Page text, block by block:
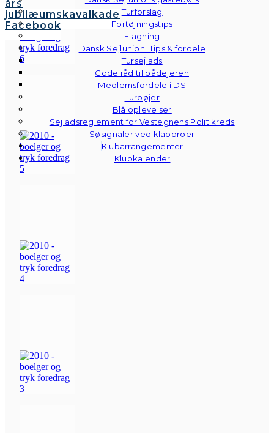
Turforslag
Fortøjningstips
Flagning
Dansk Sejlunion: Tips & fordele
Tursejlads
Gode råd til bådejeren
Medlemsfordele i DS
Turbøjer
Blå oplevelser
Sejladsreglement for Vestegnens Politikreds
Søsignaler ved klapbroer
Klubarrangementer
Klubkalender
års
jubilæumskavalkade
Facebook